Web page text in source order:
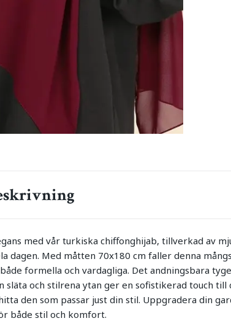
med vår turkiska chiffonghijab, tillverkad av
dagen. Med måtten 70x180 cm faller denna
formella och vardagliga. Det andningsbara
släta och stilrena ytan ger en sofistikerad touch till
den som passar just din stil. Uppgradera din
både stil och komfort.